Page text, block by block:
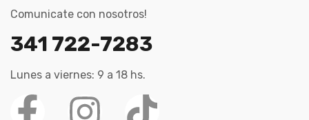
Comunicate con nosotros!
341 722-7283
Lunes a viernes: 9 a 18 hs.